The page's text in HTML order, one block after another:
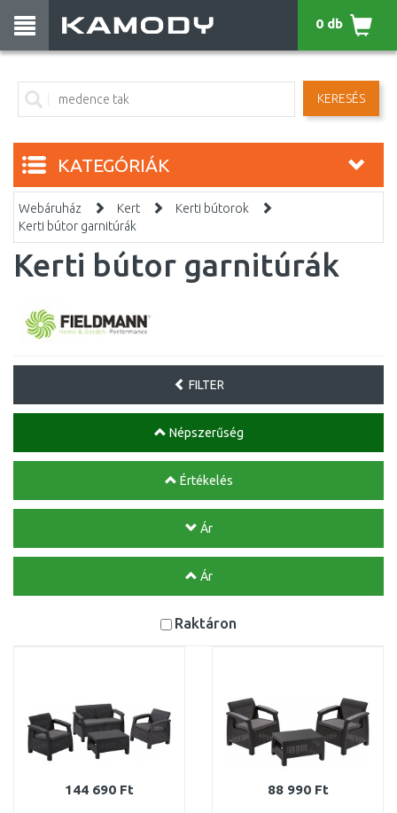
KERESÉS
0 db
KATEGÓRIÁK
Webáruház Kert
Kerti bútorok
Kerti bútor garnitúrák
Kerti bútor garnitúrák
FILTER
Népszerűség
Értékelés
Ár
Ár
Raktáron
144 690 Ft 88 990 Ft